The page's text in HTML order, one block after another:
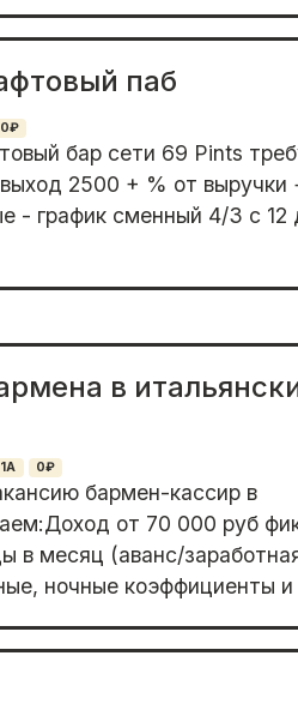
паб
0₽
бар сети 69 Pints
2500 + % от выручки
- график сменный 4/3 с 12
в
0₽
бармен-кассир в
от 70 000 руб
в месяц (аванс/
ночные коэффициенты и